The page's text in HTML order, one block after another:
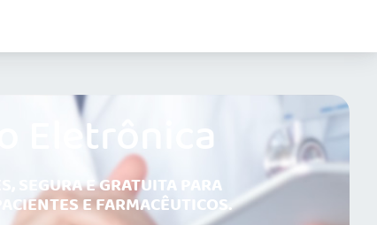
Eletrônica
SEGURA E GRATUITA PARA
E FARMACÊUTICOS.